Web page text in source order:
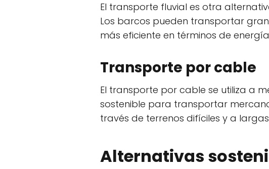
El transporte fluvial es otra
Los barcos pueden transportar
más eficiente en términos de
Transporte por cable
El transporte por cable se utiliza a
sostenible para transportar
través de terrenos difíciles y a
Alternativas